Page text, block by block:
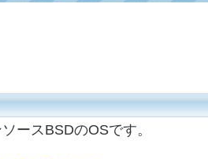
ースBSDのOSです。